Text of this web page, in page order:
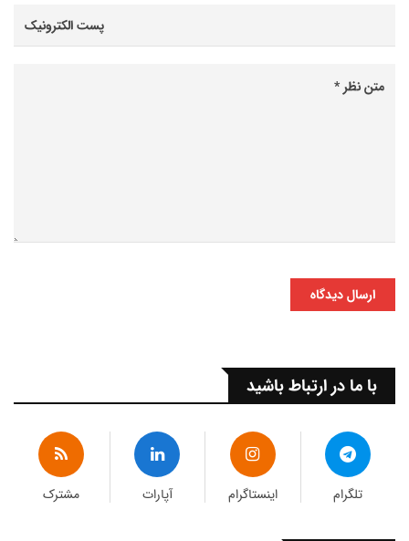
ارسال دیدگاه
با ما در ارتباط باشید
تلگرام اینستاگرام آپارات مشترک